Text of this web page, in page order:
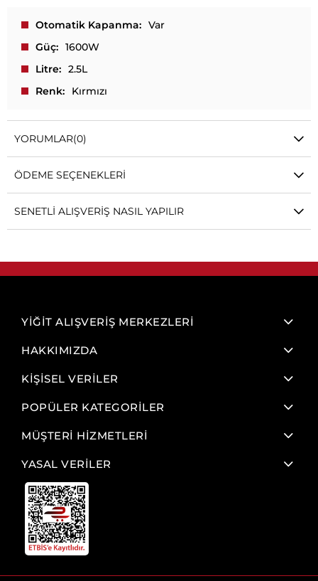
Otomatik Kapanma
Var
Güç
1600W
Litre
2.5L
Renk
Kırmızı
YORUMLAR(0)
ÖDEME SEÇENEKLERI
SENETLI ALIŞVERIŞ NASIL YAPILIR
YİĞİT ALIŞVERİŞ MERKEZLERİ
HAKKIMIZDA
KİŞİSEL VERİLER
POPÜLER KATEGORİLER
MÜŞTERİ HİZMETLERİ
YASAL VERİLER